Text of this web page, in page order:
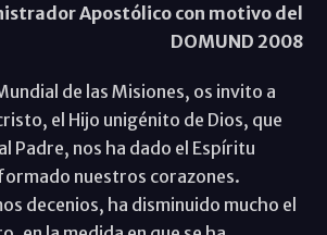
Apostólico con motivo del
DOMUND 2008
de las Misiones, os invito a
el Hijo unigénito de Dios, que
Padre, nos ha dado el Espíritu
nuestros corazones.
decenios, ha disminuido mucho el